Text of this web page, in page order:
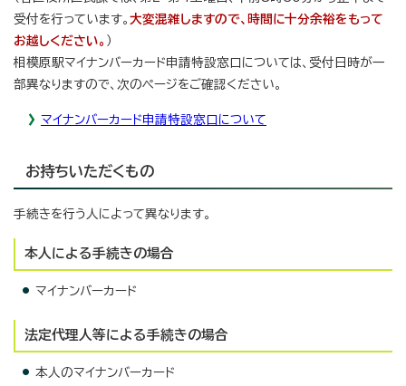
受付を行っています。 大変混雑しますので、時間に十分余裕をもって
お越しください。 ）
相模原駅マイナンバーカード申請特設窓口については、受付日時が一
部異なりますので、次のページをご確認ください。
マイナンバーカード申請特設窓口について
お持ちいただくもの
手続きを行う人によって異なります。
本人による手続きの場合
マイナンバーカード
法定代理人等による手続きの場合
本人のマイナンバーカード